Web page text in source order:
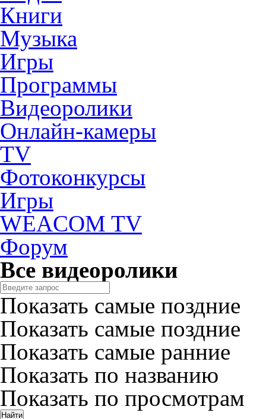
Книги
Музыка
Игры
Программы
Видеоролики
Онлайн-камеры
TV
Фотоконкурсы
Игры
WEACOM TV
Форум
Все видеоролики
Показать самые поздние
Показать самые поздние
Показать самые ранние
Показать по названию
Показать по просмотрам